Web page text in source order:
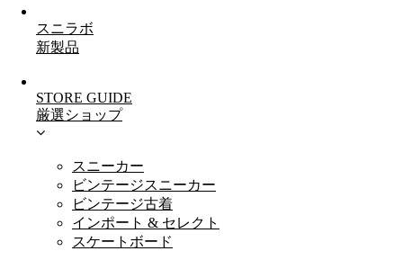
スニラボ
新製品
STORE GUIDE
厳選ショップ
スニーカー
ビンテージスニーカー
ビンテージ古着
インポート & セレクト
スケートボード